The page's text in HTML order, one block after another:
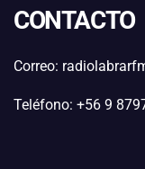
CONTACTO
Correo:
Teléfono: +56 9